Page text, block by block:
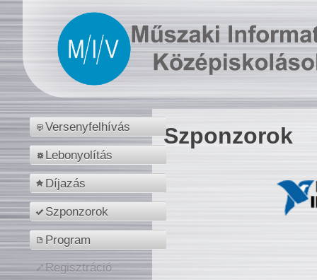
Versenyfelhívás
Lebonyolítás
Díjazás
Szponzorok
Program
Regisztráció
Szponzorok